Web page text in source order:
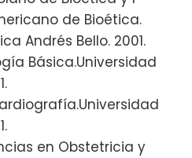
de Bioética.
Andrés Bello. 2001.
Básica.Universidad
en Obstetricia y